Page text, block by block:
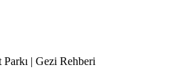
| Gezi Rehberi